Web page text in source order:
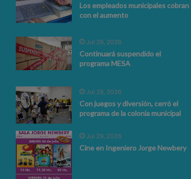
Los empleados municipales cobran
con el aumento
Jul 29, 2026
Continuará suspendido el
programa MESA
Jul 29, 2026
Con juegos y diversión, cerró el
programa de la colonia municipal
Jul 29, 2026
Cine en Ingeniero Jorge Newbery